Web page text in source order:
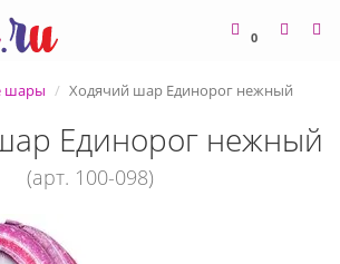
0
шары Ходячий шар Единорог нежный
Единорог нежный
(арт. 100-098)